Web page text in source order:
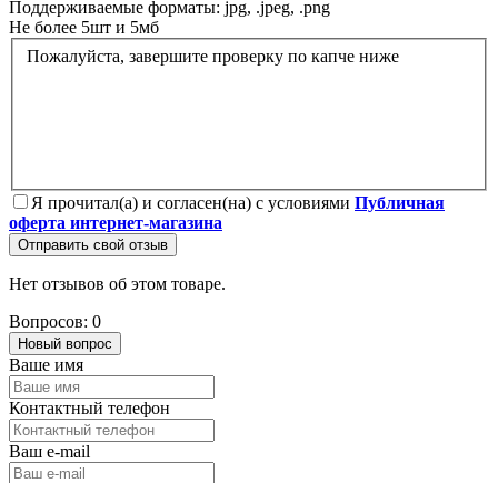
Поддерживаемые форматы: jpg, .jpeg, .png
Не более 5шт и 5мб
Пожалуйста, завершите проверку по капче ниже
Я прочитал(а) и согласен(на) с условиями Публичная
оферта интернет-магазина
Отправить свой отзыв
Нет отзывов об этом товаре.
Вопросов: 0
Новый вопрос
Ваше имя
Контактный телефон
Ваш e-mail